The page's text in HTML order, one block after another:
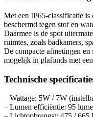
Met een IP65-classificatie
beschermd tegen stof en
Daarmee is de spot
ruimtes, zoals badkamers,
De compacte afmetingen
mogelijk in plafonds met
Technische
– Wattage: 5W / 7W
– Lumen efficiëntie: 95